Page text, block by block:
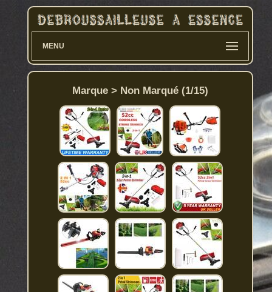
MENU
Marque > Non Marqué (1/15)